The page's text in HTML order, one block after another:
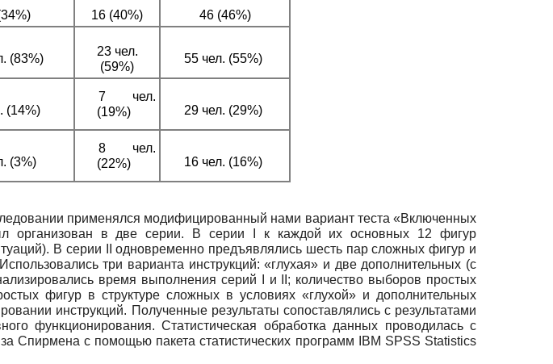
16 (40%) 46 (46%)
(83%)
23 чел.
(59%)
55 чел. (55%)
(14%)
7 чел.
(19%)
29 чел. (29%)
(3%)
8 чел.
(22%)
16 чел. (16%)
применялся модифицированный нами вариант теста «Включенных
организован в две серии. В серии
к каждой их основных 12 фигур
В серии
IIодновременно предъявлялись шесть пар сложных фигур и
три варианта инструкций: «глухая» и две дополнительных (с
время выполнения серий
и II; количество выборов простых
фигур в структуре сложных в условиях «глухой» и дополнительных
инструкций. Полученные результаты сопоставлялись с результатами
функционирования. Статистическая обработка данных проводилась с
Спирмена с помощью пакета статистических программ
IBM SPSS Statistics